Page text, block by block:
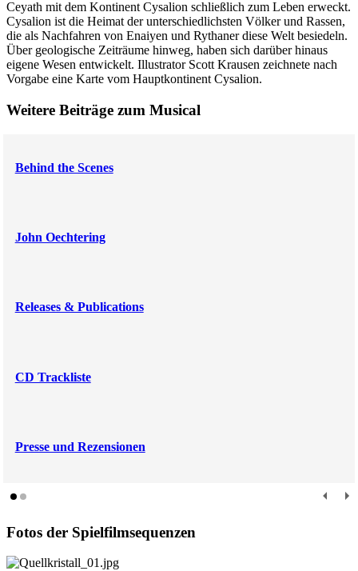
Ceyath mit dem Kontinent Cysalion schließlich zum Leben erweckt.
Cysalion ist die Heimat der unterschiedlichsten Völker und Rassen,
die als Nachfahren von Enaiyen und Rythaner diese Welt besiedeln.
Über geologische Zeiträume hinweg, haben sich darüber hinaus
eigene Wesen entwickelt. Illustrator Scott Krausen zeichnete nach
Vorgabe eine Karte vom Hauptkontinent Cysalion.
Weitere Beiträge zum Musical
Behind the Scenes
John Oechtering
Releases & Publications
CD Trackliste
Presse und Rezensionen
Fotos der Spielfilmsequenzen